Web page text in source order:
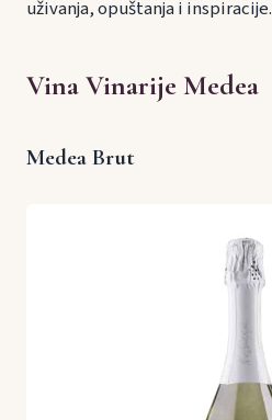
uživanja, opuštanja i inspiracije.
Vina Vinarije Medea
Medea Brut